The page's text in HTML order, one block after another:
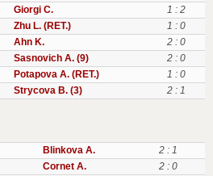
Giorgi C.
1 : 2
Zhu L. (RET.)
1 : 0
Ahn K.
2 : 0
Sasnovich A. (9)
2 : 0
Potapova A. (RET.)
1 : 0
Strycova B. (3) 2 : 1
Blinkova A.
2 : 1
Cornet A.
2 : 0